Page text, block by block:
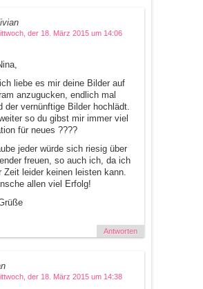
der 18. März 2015 um 14:06
liebe es mir deine Bilder auf
anzugucken, endlich mal
der vernünftige Bilder hochlädt.
so du gibst mir immer viel
für neues ????
jeder würde sich riesig über
freuen, so auch ich, da ich
Zeit leider keinen leisten kann.
allen viel Erfolg!
Antworten
der 18. März 2015 um 14:38